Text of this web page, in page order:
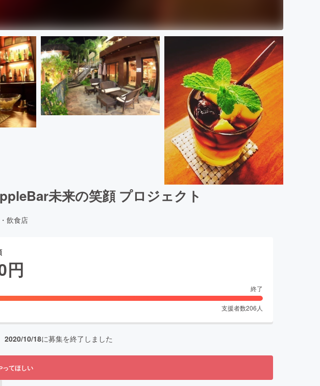
未来の笑顔 プロジェクト
飲食店
円
終了
支援者数206 人
2020/10/18に募集を終了しました
ってほしい